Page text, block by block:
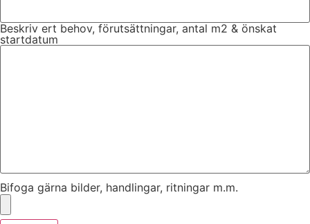
Beskriv ert behov, förutsättningar, antal m2 & önskat
startdatum
Bifoga gärna bilder, handlingar, ritningar m.m.